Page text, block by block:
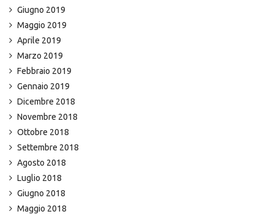
Giugno 2019
Maggio 2019
Aprile 2019
Marzo 2019
Febbraio 2019
Gennaio 2019
Dicembre 2018
Novembre 2018
Ottobre 2018
Settembre 2018
Agosto 2018
Luglio 2018
Giugno 2018
Maggio 2018